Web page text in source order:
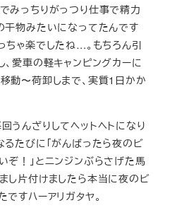
みっちりがっつり仕事で精力
干物みたいになってたんです
ちゃ楽でしたね…。もちろん引
愛車の軽キャンピングカーに
動〜荷卸しまで、実質1日かか
うんざりしてヘットヘトになり
るたびに「がんばったら夜のビ
ぞ！」とニンジンぶらさげた馬
し片付けましたら本当に夜のビ
すハーアリガタヤ。